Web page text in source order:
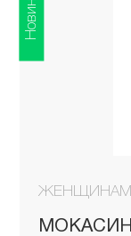
ЖЕНЩИНАМ
Новинка